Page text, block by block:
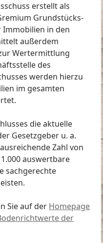
erstellt als
Grundstücks-
in den
außerdem
Wertermittlung
des
werden hierzu
im gesamten
die aktuelle
Gesetzgeber u. a.
Zahl von
auswertbare
sachgerechte
Sie auf der Homepage
der